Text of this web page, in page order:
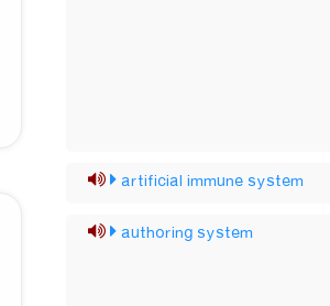
artificial immune system
authoring system